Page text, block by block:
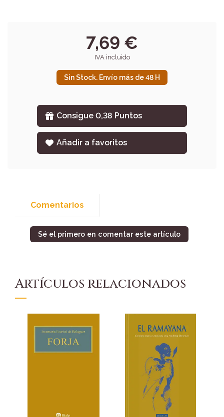
7,69 €
IVA incluido
Sin Stock. Envío más de 48 H
Consigue 0,38 Puntos
Añadir a favoritos
Comentarios
Sé el primero en comentar este artículo
Artículos relacionados